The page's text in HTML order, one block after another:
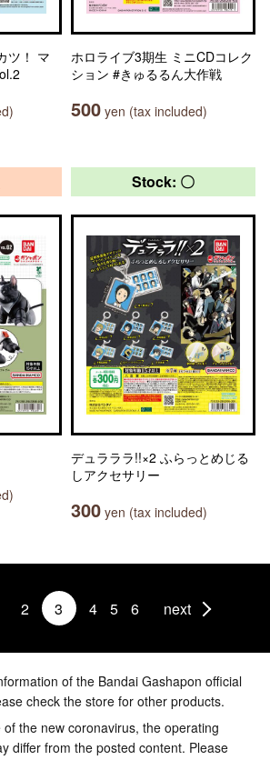
ツ！ マ
ホロライブ3期生 ミニCDコレク
ション #きゅるるん大作戦
500 yen (tax included)
Stock: 〇
デュラララ!!×2 ふらっとめじる
しアクセサリー
300 yen (tax included)
2 3 4 5 6 next
of the Bandai Gashapon official
check the store for other products.
the new coronavirus, the operating
differ from the posted content. Please